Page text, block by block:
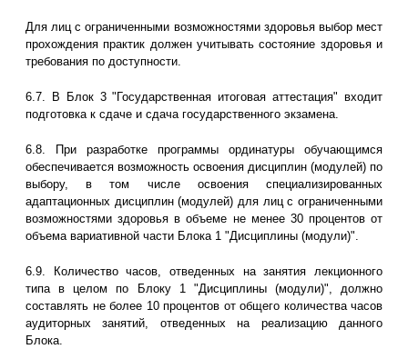
Для лиц с ограниченными возможностями здоровья выбор мест
прохождения практик должен учитывать состояние здоровья и
требования по доступности.
6.7. В Блок 3 "Государственная итоговая аттестация" входит
подготовка к сдаче и сдача государственного экзамена.
6.8. При разработке программы ординатуры обучающимся
обеспечивается возможность освоения дисциплин (модулей) по
выбору, в том числе освоения специализированных
адаптационных дисциплин (модулей) для лиц с ограниченными
возможностями здоровья в объеме не менее 30 процентов от
объема вариативной части Блока 1 "Дисциплины (модули)".
6.9. Количество часов, отведенных на занятия лекционного
типа в целом по Блоку 1 "Дисциплины (модули)", должно
составлять не более 10 процентов от общего количества часов
аудиторных занятий, отведенных на реализацию данного
Блока.